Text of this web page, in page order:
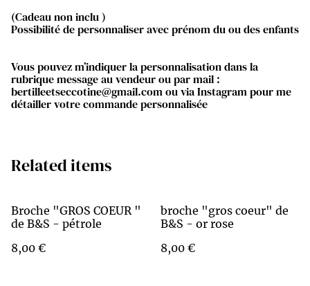
(Cadeau non inclu )
Possibilité de personnaliser avec prénom du ou des enfants
Vous pouvez m’indiquer la personnalisation dans la
rubrique message au vendeur ou par mail :
bertilleetseccotine@gmail.com ou via Instagram pour me
détailler votre commande personnalisée
Related items
Broche "GROS COEUR "
de B&S - pétrole
8,00 €
broche "gros coeur" de
B&S - or rose
8,00 €